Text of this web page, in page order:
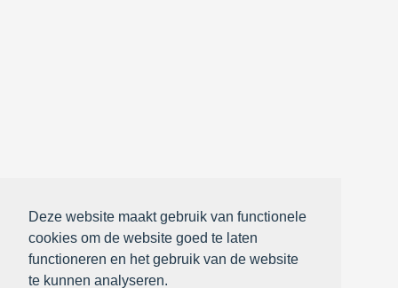
Deze website maakt gebruik van functionele
cookies om de website goed te laten
functioneren en het gebruik van de website
te kunnen analyseren.